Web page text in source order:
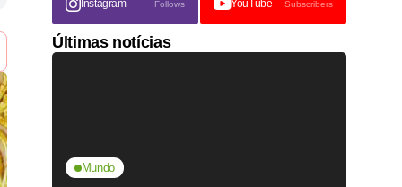
Instagram Follows YouTube Subscribers
Últimas notícias
Mundo